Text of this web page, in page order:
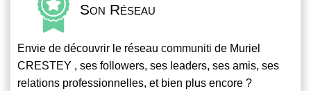
Son Réseau
Envie de découvrir le réseau communiti de Muriel
CRESTEY , ses followers, ses leaders, ses amis, ses
relations professionnelles, et bien plus encore ?